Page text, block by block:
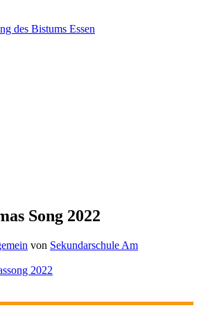
des Bistums Essen
Song 2022
von Sekundarschule Am
2022